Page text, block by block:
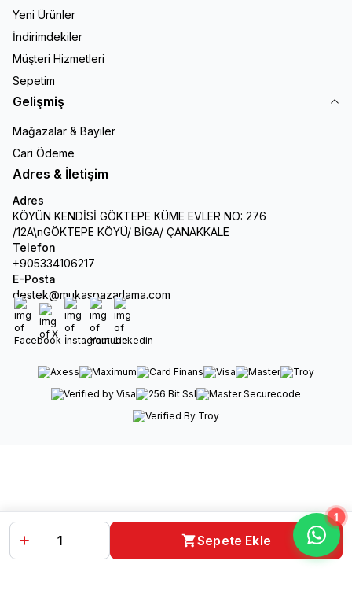
1
Sepete Ekle
Yeni Ürünler
İndirimdekiler
Müşteri Hizmetleri
Sepetim
Gelişmiş
Mağazalar & Bayiler
Cari Ödeme
Adres & İletişim
Adres
KÖYÜN KENDİSİ GÖKTEPE KÜME EVLER NO: 276
/12A\nGÖKTEPE KÖYÜ/ BİGA/ ÇANAKKALE
Telefon
+905334106217
E-Posta
destek@mukaspazarlama.com
Facebook
X İnstagram
Youtube